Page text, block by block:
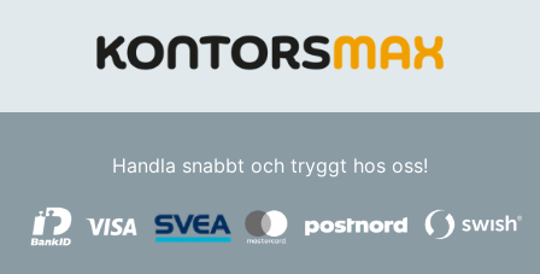
Handla snabbt och tryggt hos oss!